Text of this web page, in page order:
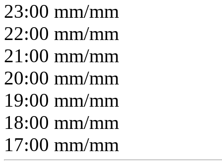
23:00 mm/mm
22:00 mm/mm
21:00 mm/mm
20:00 mm/mm
19:00 mm/mm
18:00 mm/mm
17:00 mm/mm